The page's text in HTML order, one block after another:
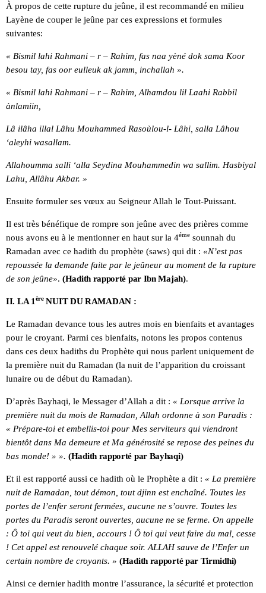
À propos de cette rupture du jeûne, il est recommandé en milieu
Layène de couper le jeûne par ces expressions et formules
suivantes:
« Bismil lahi Rahmani – r – Rahim, fas naa yèné dok sama Koor
besou tay, fas oor eulleuk ak jamm, inchallah ».
« Bismil lahi Rahmani – r – Rahim, Alhamdou lil Laahi Rabbil
ànlamiin,
Lâ ilâha illal Lâhu Mouhammed Rasoùlou-l- Lâhi, salla Lâhou
‘aleyhi wasallam.
Allahoumma salli ‘alla Seydina Mouhammedin wa sallim. Hasbiyal
Lahu, Allâhu Akbar. »
Ensuite formuler ses vœux au Seigneur Allah le Tout-Puissant.
Il est très bénéfique de rompre son jeûne avec des prières comme
nous avons eu à le mentionner en haut sur la 4éme sounnah du
Ramadan avec ce hadith du prophète (saws) qui dit : «N’est pas
repoussée la demande faite par le jeûneur au moment de la rupture
de son jeûne». (Hadith rapporté par Ibn Majah).
II. LA 1 èreNUIT DU RAMADAN :
Le Ramadan devance tous les autres mois en bienfaits et avantages
pour le croyant. Parmi ces bienfaits, notons les propos contenus
dans ces deux hadiths du Prophète qui nous parlent uniquement de
la première nuit du Ramadan (la nuit de l’apparition du croissant
lunaire ou de début du Ramadan).
D’après Bayhaqi, le Messager d’Allah a dit : « Lorsque arrive la
première nuit du mois de Ramadan, Allah ordonne à son Paradis :
« Prépare-toi et embellis-toi pour Mes serviteurs qui viendront
bientôt dans Ma demeure et Ma générosité se repose des peines du
bas monde! » ». (Hadith rapporté par Bayhaqi)
Et il est rapporté aussi ce hadith où le Prophète a dit : « La première
nuit de Ramadan, tout démon, tout djinn est enchaîné. Toutes les
portes de l’enfer seront fermées, aucune ne s’ouvre. Toutes les
portes du Paradis seront ouvertes, aucune ne se ferme. On appelle
: Ô toi qui veut du bien, accours ! Ô toi qui veut faire du mal, cesse
! Cet appel est renouvelé chaque soir. ALLAH sauve de l’Enfer un
certain nombre de croyants. » (Hadith rapporté par Tirmidhi)
Ainsi ce dernier hadith montre l’assurance, la sécurité et protection